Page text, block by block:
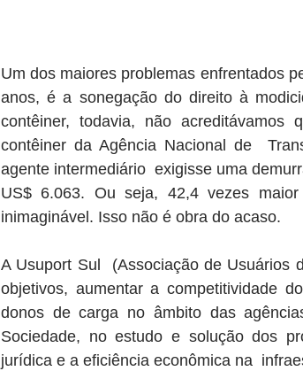
Um dos maiores problemas enfrentados
anos, é a sonegação do direito à
contêiner, todavia, não
contêiner da Agência Nacional de
agente intermediário  exigisse uma
US$ 6.063. Ou seja, 42,4 vezes
inimaginável. Isso não é obra do acaso.
A Usuport Sul  (Associação de Usuários
objetivos, aumentar a competitividade
donos de carga no âmbito das
Sociedade, no estudo e solução dos
jurídica e a eficiência econômica na